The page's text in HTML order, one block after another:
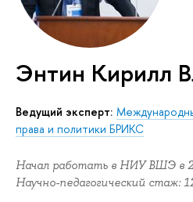
Энтин Кирилл
Ведущий эксперт:
права и политики БРИКС
Начал работать в НИУ ВШЭ в
Научно-педагогический стаж: